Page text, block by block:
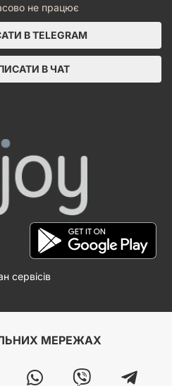
не працює
В TELEGRAM
В ЧАТ
сервісів
МЕРЕЖАХ